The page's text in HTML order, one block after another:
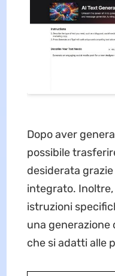
Dopo aver
possibile
desiderata
integrato.
istruzioni
una
che si adatti alle